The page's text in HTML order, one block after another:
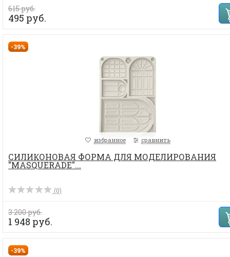
615 руб.
495 руб.
-39%
избранное сравнить
СИЛИКОНОВАЯ ФОРМА ДЛЯ МОДЕЛИРОВАНИЯ
"MASQUERADE"...
(0)
3 200 руб.
1 948 руб.
-39%